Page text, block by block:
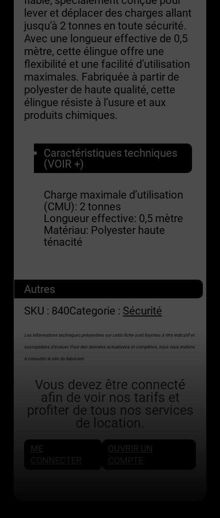
lever et déplacer des charges allant
jusqu’à 2 tonnes en toute sécurité.
Avec une longueur effective de 0,5
mètre, cette élingue offre une
flexibilité et une facilité d’utilisation
maximales. Fabriquée à partir de
polyester de haute qualité, cette
élingue résiste à l’usure et aux
produits chimiques.
Caractéristiques techniques
(VOIR +)
Charge maximale d’utilisation
(CMU): 2 tonnes
Longueur effective: 0,5 mètre
Matériau: Polyester haute
ténacité
Autres
SKU : 840Categorie : Sécurité
Les informations techniques présentées sur cette fiche sont fournies à titre indicatif et
susceptibles d’évoluer. Pour des données actualisées et complètes, nous vous invitons
à consulter le site du fabricant.
Vous devez être connecté
afin de voir nos tarifs et
profiter de tous nos services
de location.
ME
OUVRIR UN